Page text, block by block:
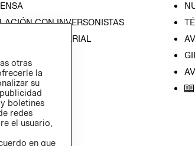
CON INVERSONISTAS
EMPRESARIAL
otras
la
su
boletines
redes
el usuario,
en que